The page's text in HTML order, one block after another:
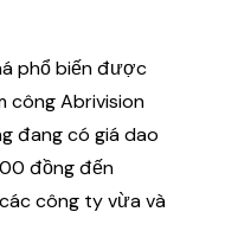
phổ biến được
công Abrivision
đang có giá dao
đồng đến
công ty vừa và